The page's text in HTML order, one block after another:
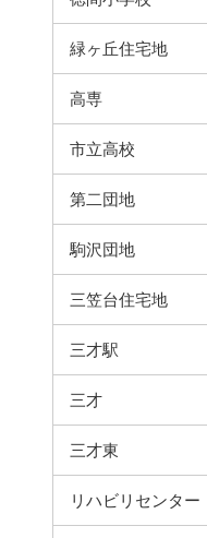
緑ヶ丘住宅地
高専
市立高校
第二団地
駒沢団地
三笠台住宅地
三才駅
三才
三才東
リハビリセンター